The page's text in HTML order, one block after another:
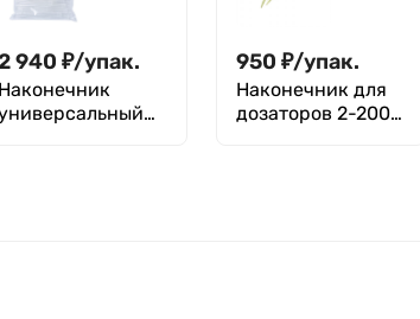
940 ₽/упак.
Наконечник
950 ₽/упак.
Наконечник для
дозаторов 2-200